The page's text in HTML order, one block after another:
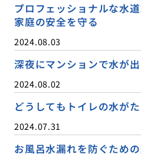
プロフェッショナルな水
家庭の安全を守る
2024.08.03
深夜にマンションで水が
2024.08.02
どうしてもトイレの水が
2024.07.31
お風呂水漏れを防ぐため